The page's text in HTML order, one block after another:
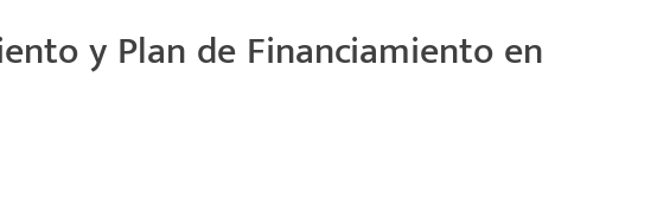
y Plan de Financiamiento en